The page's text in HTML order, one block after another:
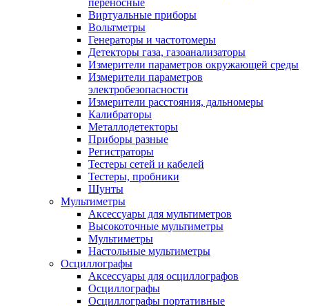
переносные
Виртуальные приборы
Вольтметры
Генераторы и частотомеры
Детекторы газа, газоанализаторы
Измерители параметров окружающей среды
Измерители параметров
электробезопасности
Измерители расстояния, дальномеры
Калибраторы
Металлодетекторы
Приборы разные
Регистраторы
Тестеры сетей и кабелей
Тестеры, пробники
Шунты
Мультиметры
Аксессуары для мультиметров
Высокоточные мультиметры
Мультиметры
Настольные мультиметры
Осциллографы
Аксессуары для осциллографов
Осциллографы
Осциллографы портативные